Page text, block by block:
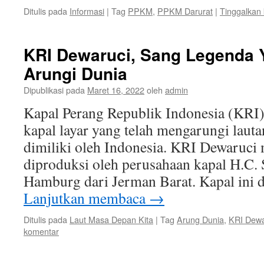
Ditulis pada Informasi | Tag PPKM, PPKM Darurat | Tinggalkan
KRI Dewaruci, Sang Legenda
Arungi Dunia
Dipublikasi pada Maret 16, 2022oleh admin
Kapal Perang Republik Indonesia
kapal layar yang telah mengarungi
dimiliki oleh Indonesia. KRI Dewaruci
diproduksi oleh perusahaan kapal H.C.
Hamburg dari Jerman Barat. Kapal
Lanjutkan membaca →
Ditulis pada Laut Masa Depan Kita | Tag Arung Dunia, KRI
komentar